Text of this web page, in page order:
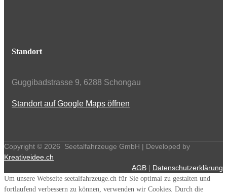
Standort
Guggibadstrasse 9, 6288 Schongau
Standort auf Google Maps öffnen
Copyright © 2026
Seetalfahrzeuge GmbH | Developed by
Kreativeidee.ch
AGB | Datenschutzerklärung
Um unsere Webseite seetalfahrzeuge.ch für Sie optimal zu gestalten und
fortlaufend verbessern zu können, verwenden wir Cookies. Durch die